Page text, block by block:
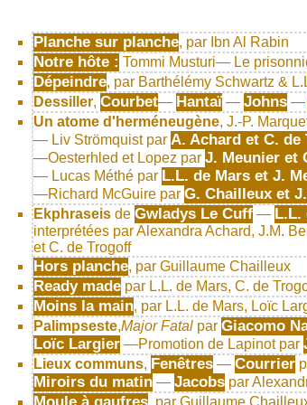
Planche sur planche, par Ibn Al Rabin
Notre hôte : Tommi Musturi— Le
Dépeindre, par Barthélémy Schwartz &
Dessiller, Courbet— Hantaï — Johns —
Un atome d'herméneugène, J.-P.
— Liv Strömquist par A. Achard et C. de
—Oesterhled et Lopez par J. Meunier et
— Lucas Méthé par L.L. de Mars et J.
—Richard McGuire par G. Chailleux et
Ekphraseis de Gwladys Le Cuff — L.L.
interprétées par Alexandra Achard, J.M.
et C. de Trogoff
Hors planche, par Guillaume Chailleux
Ready made par L.L. de Mars, C. de
Moins la main, par L.L. de Mars, Loïc
Palimpseste,Major Fatal par Giacomo
Loïc Largier —Promotion de Lapinot par
Lieux communs, Fenêtres — Courrier
Miroirs du matin — Jacobs par
, par Guillaume